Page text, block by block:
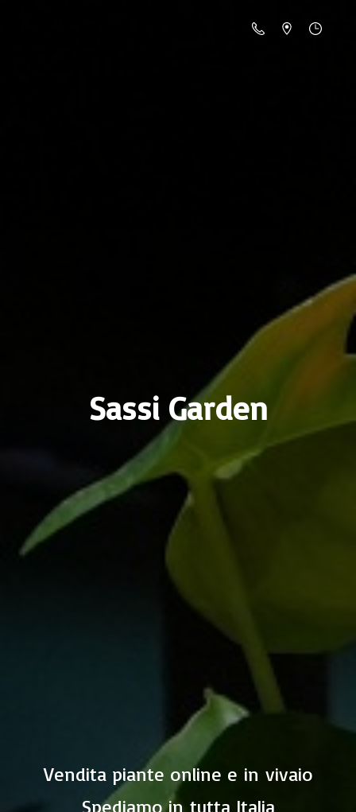
Sassi Garden
Vendita piante online e in vivaio
Spediamo in tutta Italia